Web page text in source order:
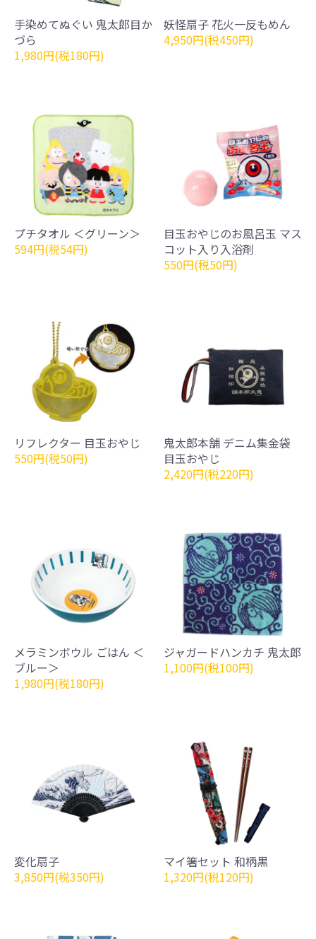
手染めてぬぐい 鬼太郎目か
づら
1,980円(税180円)
妖怪扇子 花火一反もめん
4,950円(税450円)
プチタオル ＜グリーン＞
594円(税54円)
目玉おやじのお風呂玉 マス
コット入り入浴剤
550円(税50円)
リフレクター 目玉おやじ
550円(税50円)
鬼太郎本舗 デニム集金袋
目玉おやじ
2,420円(税220円)
メラミンボウル ごはん ＜
ブルー＞
1,980円(税180円)
ジャガードハンカチ 鬼太郎
1,100円(税100円)
変化扇子
3,850円(税350円)
マイ箸セット 和柄黒
1,320円(税120円)